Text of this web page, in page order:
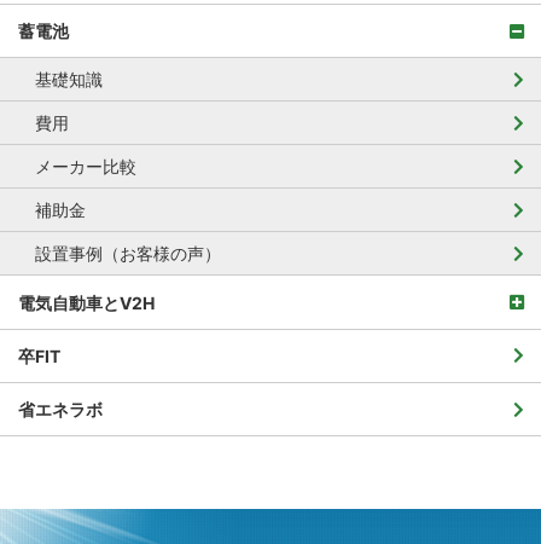
蓄電池
基礎知識
費用
メーカー比較
補助金
設置事例（お客様の声）
電気自動車とV2H
卒FIT
省エネラボ